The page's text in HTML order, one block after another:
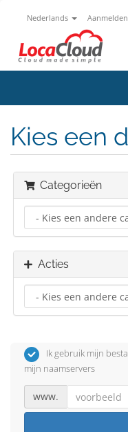
Nederlands Aanmelden
Kies een
Categorieën
Acties
Ik gebruik mijn
mijn naamservers
www.